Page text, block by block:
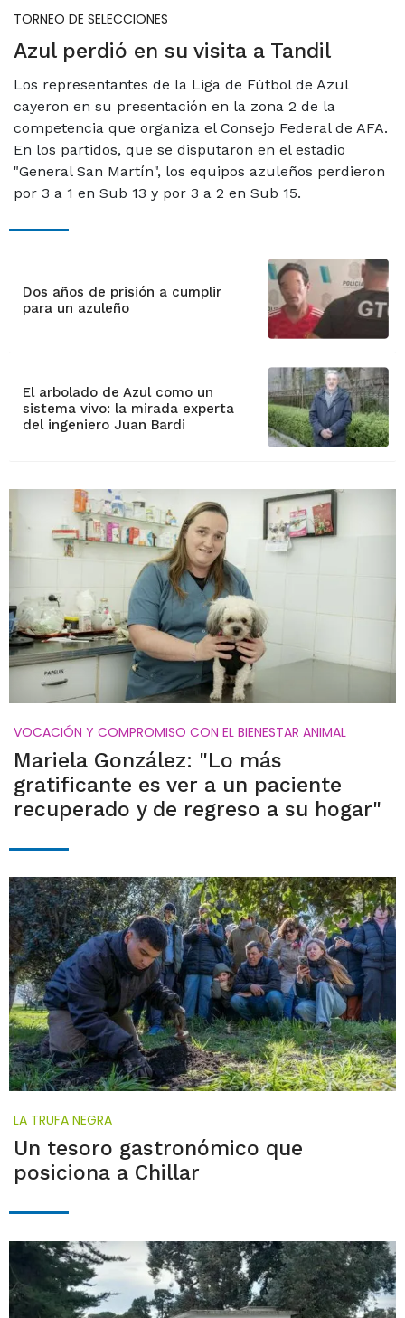
TORNEO DE SELECCIONES
Azul perdió en su visita a Tandil
Los representantes de la Liga de Fútbol de Azul
cayeron en su presentación en la zona 2 de la
competencia que organiza el Consejo Federal de AFA.
En los partidos, que se disputaron en el estadio
"General San Martín", los equipos azuleños perdieron
por 3 a 1 en Sub 13 y por 3 a 2 en Sub 15.
Dos años de prisión a cumplir
para un azuleño
El arbolado de Azul como un
sistema vivo: la mirada experta
del ingeniero Juan Bardi
VOCACIÓN Y COMPROMISO CON EL BIENESTAR ANIMAL
Mariela González: "Lo más
gratificante es ver a un paciente
recuperado y de regreso a su hogar"
LA TRUFA NEGRA
Un tesoro gastronómico que
posiciona a Chillar